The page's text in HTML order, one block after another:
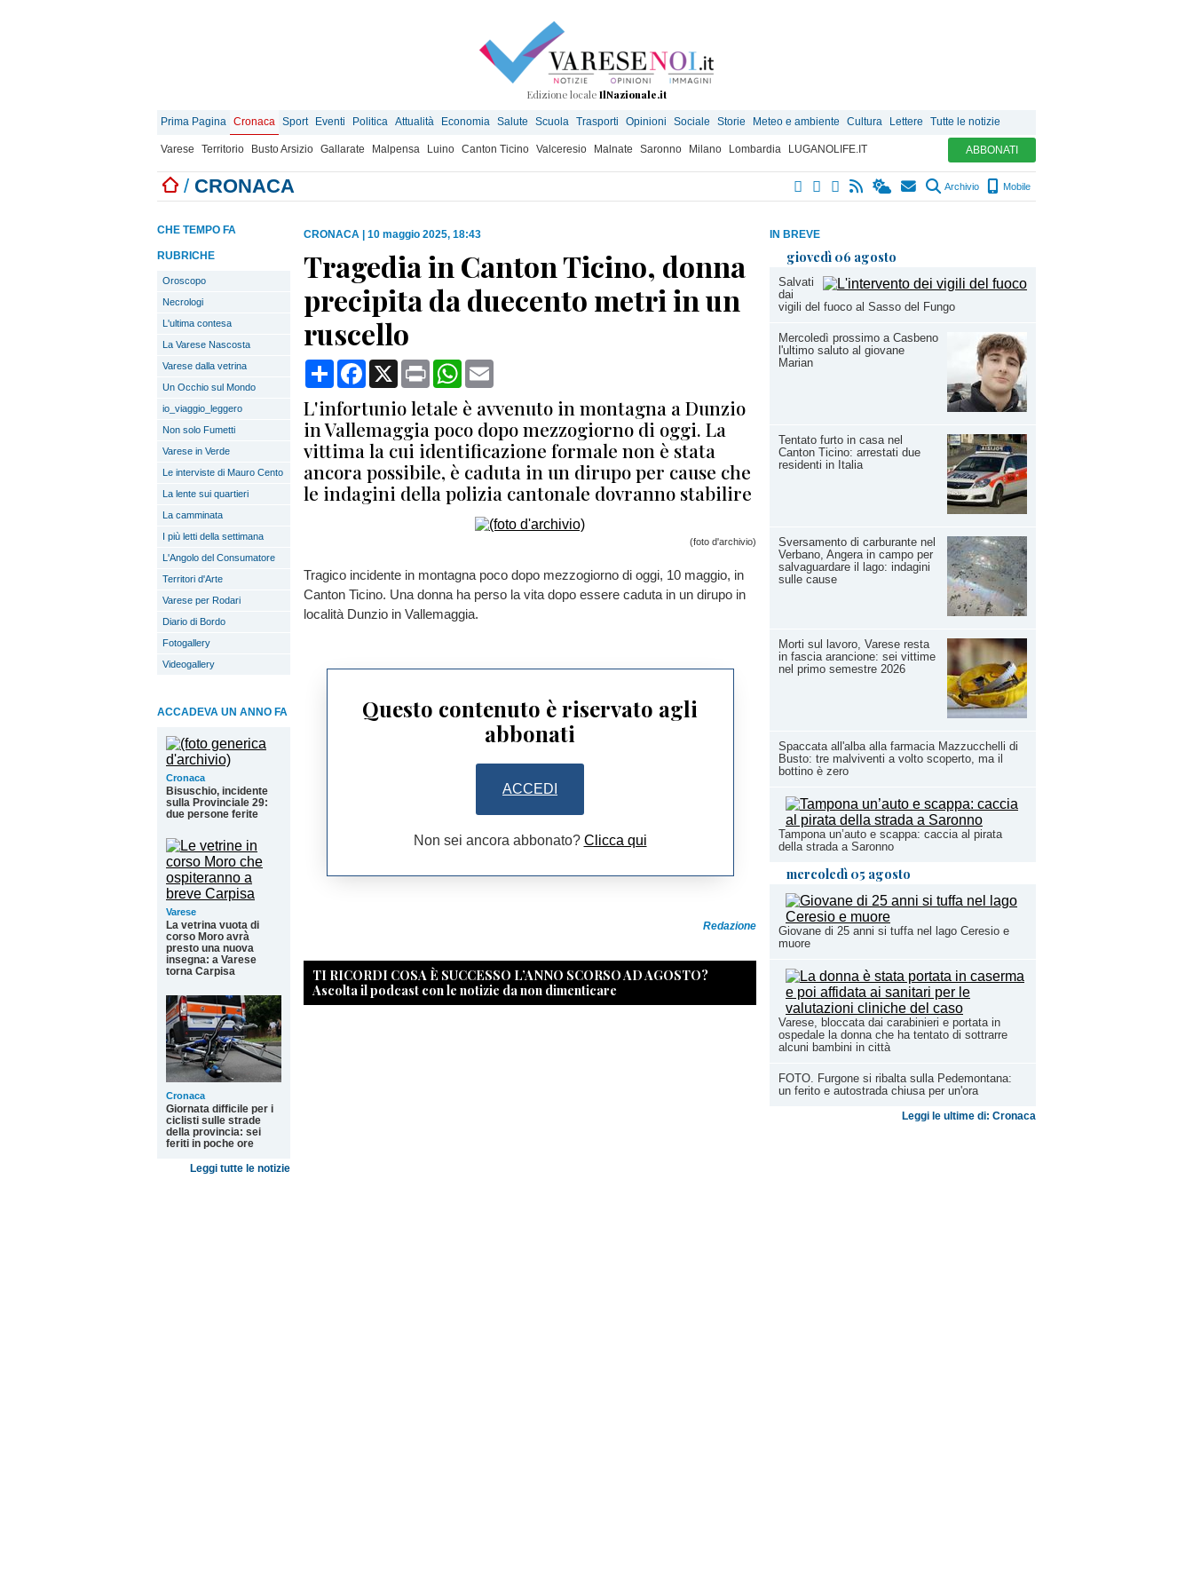
Edizione locale IlNazionale.it
Prima Pagina Cronaca Sport Eventi Politica Attualità Economia Salute Scuola Trasporti Opinioni Sociale Storie Meteo e ambiente Cultura Lettere Tutte le notizie
Varese Territorio Busto Arsizio Gallarate Malpensa Luino Canton Ticino Valceresio Malnate Saronno Milano Lombardia LUGANOLIFE.IT ABBONATI
/ CRONACA Archivio Mobile
IN BREVE
giovedì 06 agosto
Salvati
dai
vigili del fuoco al Sasso del Fungo
Mercoledì prossimo a Casbeno
l'ultimo saluto al giovane
Marian
Tentato furto in casa nel
Canton Ticino: arrestati due
residenti in Italia
Sversamento di carburante nel
Verbano, Angera in campo per
salvaguardare il lago: indagini
sulle cause
Morti sul lavoro, Varese resta
in fascia arancione: sei vittime
nel primo semestre 2026
Spaccata all'alba alla farmacia Mazzucchelli di
Busto: tre malviventi a volto scoperto, ma il
bottino è zero
Tampona un’auto e scappa: caccia al pirata
della strada a Saronno
mercoledì 05 agosto
Giovane di 25 anni si tuffa nel lago Ceresio e
muore
Varese, bloccata dai carabinieri e portata in
ospedale la donna che ha tentato di sottrarre
alcuni bambini in città
FOTO. Furgone si ribalta sulla Pedemontana:
un ferito e autostrada chiusa per un'ora
Leggi le ultime di: Cronaca
CHE TEMPO FA
RUBRICHE
Oroscopo
Necrologi
L'ultima contesa
La Varese Nascosta
Varese dalla vetrina
Un Occhio sul Mondo
io_viaggio_leggero
Non solo Fumetti
Varese in Verde
Le interviste di Mauro Cento
La lente sui quartieri
La camminata
I più letti della settimana
L'Angolo del Consumatore
Territori d'Arte
Varese per Rodari
Diario di Bordo
Fotogallery
Videogallery
ACCADEVA UN ANNO FA
Cronaca
Bisuschio, incidente
sulla Provinciale 29:
due persone ferite
Varese
La vetrina vuota di
corso Moro avrà
presto una nuova
insegna: a Varese
torna Carpisa
Cronaca
Giornata difficile per i
ciclisti sulle strade
della provincia: sei
feriti in poche ore
Leggi tutte le notizie
CRONACA 10 maggio 2025, 18:43
Tragedia in Canton Ticino, donna
precipita da duecento metri in un
ruscello
CondividiFacebook
X Print WhatsApp
L'infortunio letale è avvenuto in montagna a Dunzio
in Vallemaggia poco dopo mezzogiorno di oggi. La
vittima la cui identificazione formale non è stata
ancora possibile, è caduta in un dirupo per cause che
le indagini della polizia cantonale dovranno stabilire
(foto d'archivio)
Tragico incidente in montagna poco dopo mezzogiorno di oggi, 10 maggio, in
Canton Ticino. Una donna ha perso la vita dopo essere caduta in un dirupo in
località Dunzio in Vallemaggia.
Questo contenuto è riservato agli
abbonati
ACCEDI
Non sei ancora abbonato? Clicca qui
Redazione
TI RICORDI COSA È SUCCESSO L’ANNO SCORSO AD AGOSTO?
Ascolta il podcast con le notizie da non dimenticare